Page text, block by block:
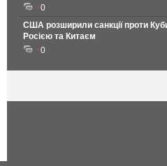
0
США розширили санкції проти
Росією та Китаєм
0